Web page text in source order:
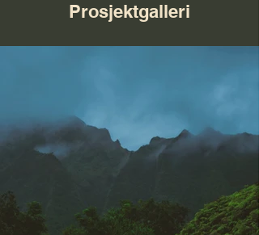
Prosjektgalleri